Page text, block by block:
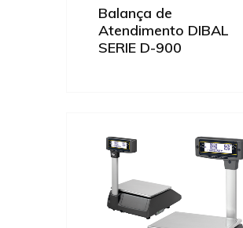
Balança de
Atendimento DIBAL
SERIE D-900